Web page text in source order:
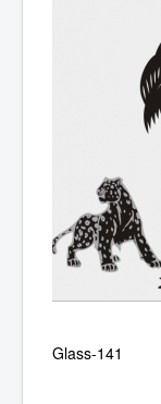
Glass-141